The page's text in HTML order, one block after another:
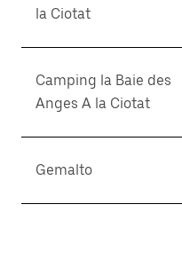
la Ciotat
Camping la Baie des
Anges A la Ciotat
Gemalto